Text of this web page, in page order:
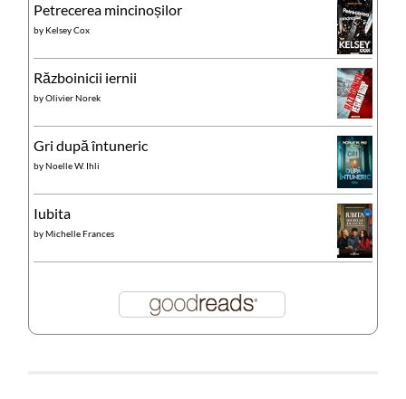
Petrecerea mincinoșilor
by Kelsey Cox
Războinicii iernii
byOlivier Norek
Gri după întuneric
byNoelle W. Ihli
Iubita
byMichelle Frances